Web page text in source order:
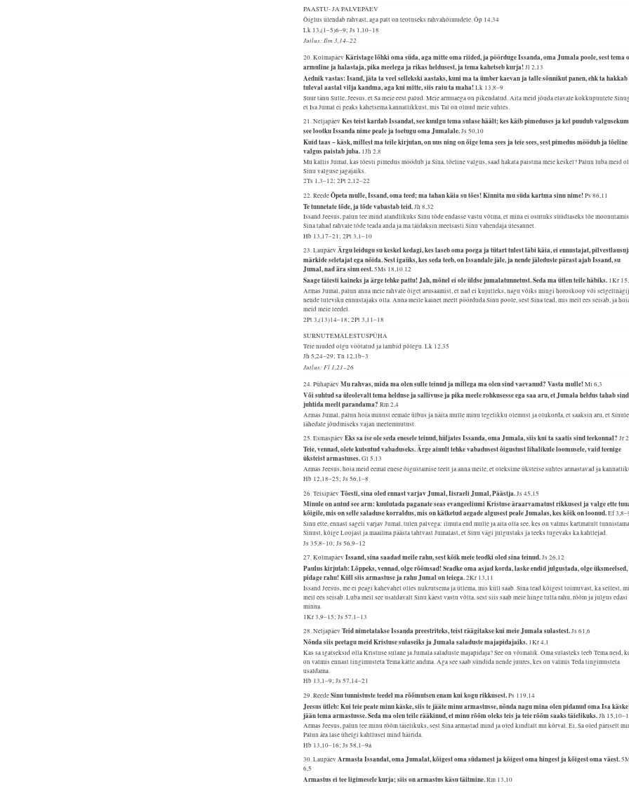
PAASTU- JA PALVEPÄEV
Õiglus ülendab rahvast, aga patt on teotuseks rahvahõimudele.Õp 14,34
Lk 13,(1–5)6–9; Js 1,10–18
Jutlus: Ilm 3,14–22
20. KolmapäevKäristage lõhki oma süda, aga mitte oma riided, ja pöörduge Issanda, oma Jumala poole, sest tema
armuline ja halastaja, pika meelega ja rikas heldusest, ja tema kahetseb kurja!Jl 2,13
Aednik vastas: Isand, jäta ta veel sellekski aastaks, kuni ma ta ümber kaevan ja talle sõnnikut panen, ehk ta hakkab
tuleval aastal vilja kandma, aga kui mitte, siis raiu ta maha!Lk 13,8–9
Suur tänu Sulle, Jeesus, et Sa meie eest palud. Meie armuaega on pikendatud. Aita meid jõuda elavale kokkupuutele
et Isa Jumal ei peaks kahetsema kannatlikkust, mis Tal on olnud meie suhtes.
21. NeljapäevKes teist kardab Issandat, see kuulgu tema sulase häält; kes käib pimeduses ja kel puudub
see lootku Issanda nime peale ja toetugu oma Jumalale.Js 50,10
Kuid taas – käsk, millest ma teile kirjutan, on uus ning on õige tema sees ja teie sees, sest pimedus möödub ja tõeline
valgus paistab juba. 1Jh 2,8
Mu kallis Jumal, kas tõesti pimedus möödub ja Sina, tõeline valgus, saad hakata paistma meie keskel? Palun luba meid
Sinu valguse jagajaiks.
2Ts 1,3–12; 2Pt 2,12–22
22. ReedeÕpeta mulle, Issand, oma teed; ma tahan käia su tões! Kinnita mu süda kartma sinu nime!Ps 86,11
Te tunnetate tõde, ja tõde vabastab teid.Jh 8,32
Issand Jeesus, palun tee mind alandlikuks Sinu tõde endasse vastu võtma, et mina ei osutuks süüdlaseks tõe
Sina tahad rahvale tõde teada anda ja ma täidaksin meelsasti Sinu vahendaja ülesannet.
Hb 13,17–21; 2Pt 3,1–10
23. LaupäevÄrgu leidugu su keskel kedagi, kes laseb oma poega ja tütart tulest läbi käia, ei ennustajat,
märkide seletajat ega nõida. Sest igaüks, kes seda teeb, on Issandale jäle, ja nende jäleduste pärast ajab Issand, su
Jumal, nad ära sinu eest.5Ms 18,10.12
Saage täiesti kaineks ja ärge tehke pattu! Jah, mõnel ei ole üldse jumalatunnetust. Seda ma ütlen teile häbiks. 1Kr
Armas Jumal, palun anna meie rahvale õiget arusaamist, et nad ei kujutleks, nagu võiks mingi horoskoop või
nende tuleviku ennustajaks olla. Anna meile kainet meelt pöörduda Sinu poole, sest Sina tead, mis meil ees seisab, ja
meid meie teedel.
2Pt 3,(13)14–18; 2Pt 3,11–18
SURNUTEMÄLESTUSPÜHA
Teie niuded olgu vöötatud ja lambid põlegu.Lk 12,35
Jh 5,24–29; Tn 12,1b–3
Jutlus: Fl 1,21–26
24. PühapäevMu rahvas, mida ma olen sulle teinud ja millega ma olen sind vaevanud? Vasta mulle!Mi 6,3
Või suhtud sa üleolevalt tema helduse ja sallivuse ja pika meele rohkusesse ega saa aru, et Jumala heldus tahab sind
juhtida meelt parandama?Rm 2,4
Armas Jumal, palun hoia minust eemale ülbus ja näita mulle minu tegelikku olemust ja olukorda, et saaksin aru, et Sinule
lähedale jõudmiseks vajan meelemuutust.
25. EsmaspäevEks sa ise ole seda enesele teinud, hüljates Issanda, oma Jumala, siis kui ta saatis sind teekonnal?Jr
Teie, vennad, olete kutsutud vabaduseks. Ärge ainult tehke vabadusest õigustust lihalikule loomusele, vaid teenige
üksteist armastuses.Gl 5,13
Armas Jeesus, hoia meid eemal enese õigustamise teelt ja anna meile, et oleksime üksteise suhtes armastavad ja
Hb 12,18–25; Js 56,1–8
26. TeisipäevTõesti, sina oled ennast varjav Jumal, Iisraeli Jumal, Päästja.Js 45,15
Minule on antud see arm: kuulutada paganate seas evangeeliumi Kristuse äraarvamatust rikkusest ja valge ette
kõigile, mis on selle saladuse korraldus, mis on kätketud aegade algusest peale Jumalas, kes kõik on loonud.Ef
Sinu ette, ennast sageli varjav Jumal, tulen palvega: ilmuta end mulle ja aita olla see, kes on valmis kartmatult tunnistama
Sinust, kõige Loojast ja maailma päästa tahtvast Jumalast, et Sinu vägi julgustaks ja teeks tugevaks ka kahtlejad.
Js 35,8–10; Js 56,9–12
27. KolmapäevIssand, sina saadad meile rahu, sest kõik meie teodki oled sina teinud.Js 26,12
Paulus kirjutab: Lõppeks, vennad, olge rõõmsad! Seadke oma asjad korda, laske endid julgustada, olge üksmeelsed,
pidage rahu! Küll siis armastuse ja rahu Jumal on teiega.2Kr 13,11
Issand Jeesus, me ei peagi kahevahel olles nukrutsema ja ütlema, mis küll saab. Sina tead kõigest toimuvast, ka sellest,
meil ees seisab. Luba meil see usaldavalt Sinu käest vastu võtta, sest siis saab meie hinge tulla rahu, rõõm ja julgus edasi
minna.
1Kr 3,9–15; Js 57,1–13
28. NeljapäevTeid nimetatakse Issanda preestriteks, teist räägitakse kui meie Jumala sulastest.Js 61,6
Nõnda siis peetagu meid Kristuse sulaseiks ja Jumala saladuste majapidajaiks. 1Kr 4,1
Kas sa igatseksid olla Kristuse sulane ja Jumala saladuste majapidaja? See on võimalik. Oma sulasteks teeb Tema neid,
on valmis ennast tingimusteta Tema kätte andma. Aga see saab sündida nende juures, kes on valmis Teda tingimusteta
usaldama.
Hb 13,1–9; Js 57,14–21
29. ReedeSinu tunnistuste teedel ma rõõmutsen enam kui kogu rikkusest.Ps 119,14
Jeesus ütleb: Kui teie peate minu käske, siis te jääte minu armastusse, nõnda nagu mina olen pidanud oma Isa
jään tema armastusse. Seda ma olen teile rääkinud, et minu rõõm oleks teis ja teie rõõm saaks täielikuks.Jh
Armas Jeesus, palun tee minu rõõm täielikuks, sest Sina armastad mind ja oled kindlalt mu kõrval. Ei, Sa oled päriselt
Palun ära lase ühelgi kahtlusel mind häirida.
Hb 13,10–16; Js 58,1–9a
30. LaupäevArmasta Issandat, oma Jumalat, kõigest oma südamest ja kõigest oma hingest ja kõigest oma väest.
6,5
Armastus ei tee ligimesele kurja; siis on armastus käsu täitmine.Rm 13,10